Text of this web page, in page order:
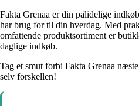
Fakta Grenaa er din pålidelige
har brug for til din hverdag. Med
omfattende produktsortiment er
daglige indkøb.
Tag et smut forbi Fakta Grenaa
selv forskellen!